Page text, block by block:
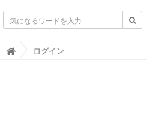
不動産業界専門紙｜週刊住宅タイムズ
ログイン